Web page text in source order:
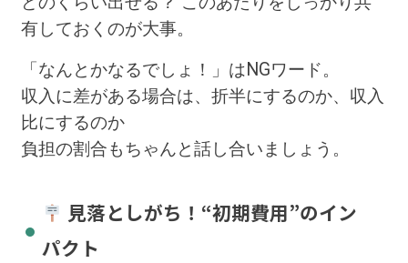
有しておくのが大事。
「なんとかなるでしょ！」はNGワード。
収入に差がある場合は、折半にするのか、収入
比にするのか
負担の割合もちゃんと話し合いましょう。
見落としがち！“初期費用”のイン
パクト